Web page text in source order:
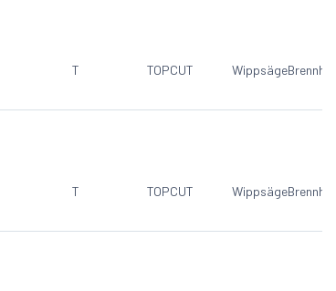
T TOPCUT Wippsäge
T TOPCUT Wippsäge